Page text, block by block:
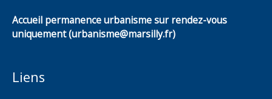
Accueil permanence urbanisme sur rendez-vous
uniquement (urbanisme@marsilly.fr)
Liens